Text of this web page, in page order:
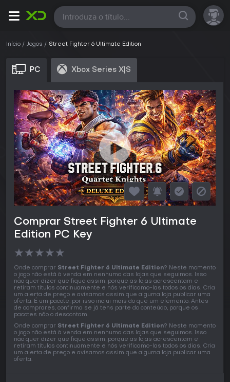
Todas
Início Jogos Street Fighter 6 Ultimate Edition
PC Xbox Series X|S
Comprar Street Fighter 6 Ultimate
Edition PC Key
★★★★★
Onde comprar Street Fighter 6 Ultimate Edition? Neste momento
o jogo não está à venda em nenhuma das lojas que seguimos. Isso
não quer dizer que fique assim, porque as lojas acrescentam e
retiram títulos continuamente e nós verificamo-las todos os dias. Cria
um alerta de preço e avisamos assim que alguma loja publicar uma
oferta. É um pacote, por isso inclui mais do que um elemento. Antes
de comprares, confirma se já tens parte do conteúdo, porque os
pacotes não o descontam.
Onde comprar Street Fighter 6 Ultimate Edition? Neste momento
o jogo não está à venda em nenhuma das lojas que seguimos. Isso
não quer dizer que fique assim, porque as lojas acrescentam e
retiram títulos continuamente e nós verificamo-las todos os dias. Cria
um alerta de preço e avisamos assim que alguma loja publicar uma
oferta.